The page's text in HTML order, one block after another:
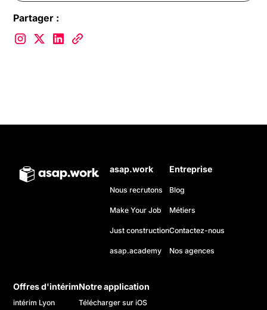
Partager :
asap.work
Nous recrutons
Make Your Job
Just construction
asap.academy
Entreprise
Blog
Métiers
Contactez-nous
Nos agences
Offres d'intérim
intérim Lyon
Notre application
Télécharger sur iOS